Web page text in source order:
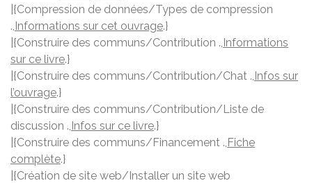
|{Compression de données/Types de compression
., Informations sur cet ouvrage.}
|{Construire des communs/Contribution ., Informations
sur ce livre.}
|{Construire des communs/Contribution/Chat ., Infos sur
l’ouvrage.}
|{Construire des communs/Contribution/Liste de
discussion ., Infos sur ce livre.}
|{Construire des communs/Financement ., Fiche
complète.}
|{Création de site web/Installer un site web